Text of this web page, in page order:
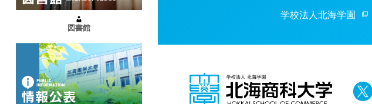
図書館
学校法人北海学園